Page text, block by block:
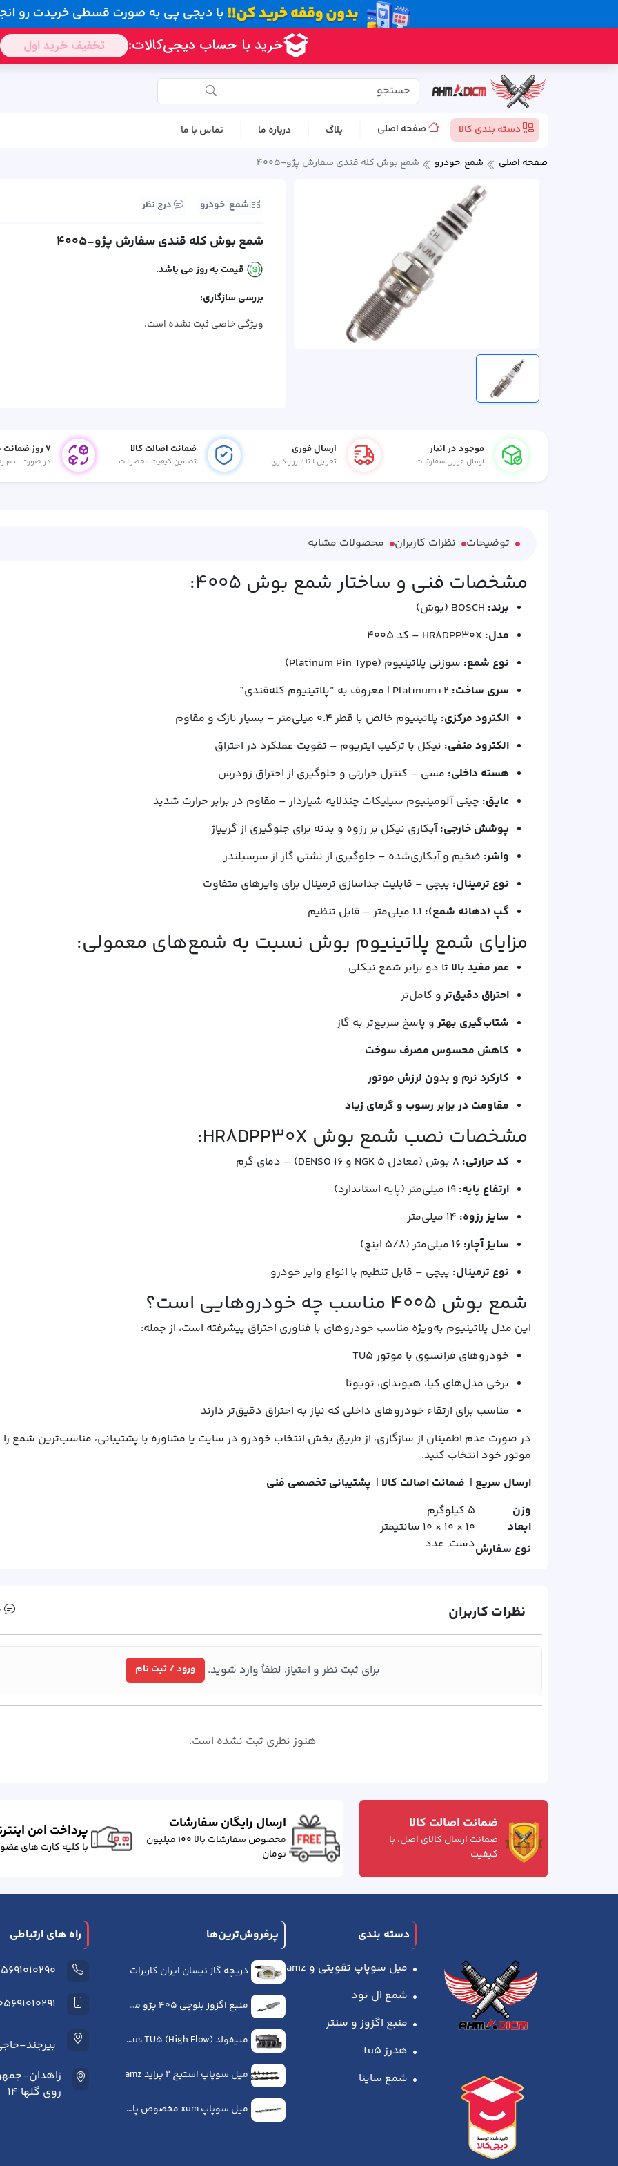
دسته بندی کالا صفحه اصلی بلاگ درباره ما تماس با ما
صفحه اصلی شمع خودرو شمع بوش کله قندی سفارش پژو-4005
شمع خودرو درج نظر
شمع بوش کله قندی سفارش پژو-4005
قیمت به روز می باشد.
بررسی سازگاری:
ویژگی خاصی ثبت نشده است.
موجود در انبار
ارسال فوری سفارشات
ارسال فوری
تحویل ۱ تا ۲ روز کاری
ضمانت اصالت کالا
تضمین کیفیت محصولات
۷ روز ضمانت بازگشت
در صورت عدم
توضیحات نظرات کاربران محصولات مشابه
مشخصات فنی و ساختار شمع بوش 4005:
برند:
مدل:
نوع شمع: سوزنی پلاتینیوم (Platinum Pin Type)
سری ساخت:
الکترود مرکزی: پلاتینیوم خالص با قطر ۰.۴ میلی‌متر – بسیار نازک و مقاوم
الکترود منفی: نیکل با ترکیب ایتریوم – تقویت عملکرد در احتراق
هسته داخلی: مسی – کنترل حرارتی و جلوگیری از احتراق زودرس
عایق: چینی آلومینیوم سیلیکات چندلایه شیاردار – مقاوم در برابر حرارت شدید
پوشش خارجی:آبکاری نیکل بر رزوه و بدنه برای جلوگیری از گریپاژ
واشر: ضخیم و آبکاری‌شده – جلوگیری از نشتی گاز از سرسیلندر
نوع ترمینال: پیچی – قابلیت جداسازی ترمینال برای وایرهای متفاوت
گپ (دهانه شمع):
مزایای شمع پلاتینیوم بوش نسبت به شمع‌های معمولی:
عمر مفید بالا تا دو برابر شمع نیکلی
احتراق دقیق‌ترو کامل‌تر
شتاب‌گیری بهترو پاسخ سریع‌تر به گاز
کاهش محسوس مصرف سوخت
کارکرد نرم و بدون لرزش موتور
مقاومت در برابر رسوب و گرمای زیاد
مشخصات نصب شمع بوش HR8DPP30X:
کد حرارتی:
ارتفاع پایه:
سایز رزوه:
سایز آچار:
نوع ترمینال: پیچی – قابل تنظیم با انواع وایر خودرو
شمع بوش 4005 مناسب چه خودروهایی است؟
این مدل پلاتینیوم به‌ویژه مناسب خودروهای با فناوری احتراق پیشرفته است، از جمله:
خودروهای فرانسوی با موتور TU5
برخی مدل‌های کیا، هیوندای، تویوتا
مناسب برای ارتقاء خودروهای داخلی که نیاز به احتراق دقیق‌تر دارند
در صورت عدم اطمینان از سازگاری، از طریق بخش انتخاب خودرو در سایت یا مشاوره با پشتیبانی، مناسب‌ترین شمع را
موتور خود انتخاب کنید.
ارسال سریع | ضمانت اصالت کالا | پشتیبانی تخصصی فنی
وزن
5 کیلوگرم
ابعاد
10 × 10 × 10 سانتیمتر
نوع سفارشدست, عدد
نظرات کاربران
برای ثبت نظر و امتیاز، لطفاً وارد شوید. ورود / ثبت نام
هنوز نظری ثبت نشده است.
ضمانت اصالت کالا
ضمانت ارسال کالای اصل، با
کیفیت
ارسال رایگان سفارشات
مخصوص سفارشات بالا ۱۰۰ میلیون
تومان
پرداخت امن
با کلیه کارت های
دسته بندی
میل سوپاپ تقویتی و amz
شمع ال نود
منبع اگزوز و سنتر
هدرز tu5
شمع ساینا
پرفروش‌ترین‌ها
دریچه گاز نیسان ایران کاربرات
منبع اگزوز بلوچی 405 پژو مشهد اگزوز
منیفولد NFS Plus TU5 (High Flow) | افزایش راندمان و شتاب موتور tu5
میل سوپاپ استیج 2 پراید amz
میل سوپاپ xum مخصوص پارس
راه های ارتباطی
- 09157204316
بیرجند-
روی گلها 14